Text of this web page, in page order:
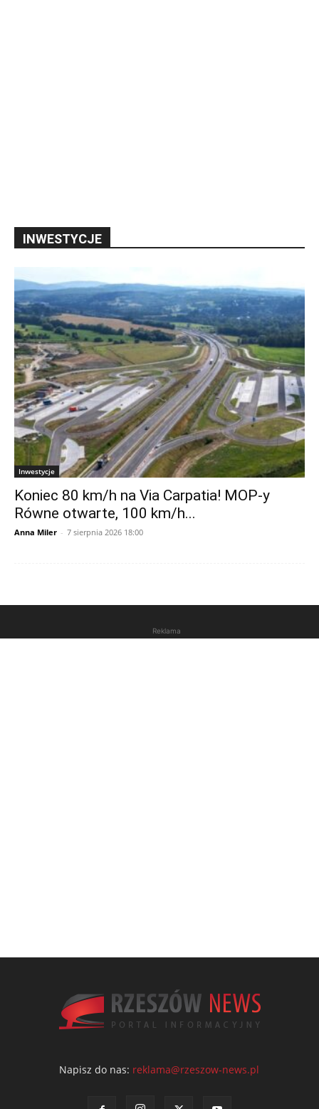
INWESTYCJE
Inwestycje
Koniec 80 km/h na Via Carpatia! MOP-y
Równe otwarte, 100 km/h...
Anna Miler - 7 sierpnia 2026 18:00
Reklama
Napisz do nas: reklama@rzeszow-news.pl